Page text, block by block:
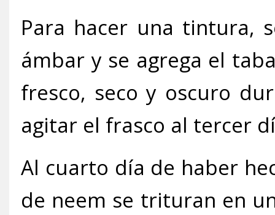
Para hacer una tintura,
ámbar y se agrega el
fresco, seco y oscuro
agitar el frasco al tercer
Al cuarto día de haber
de neem se trituran en